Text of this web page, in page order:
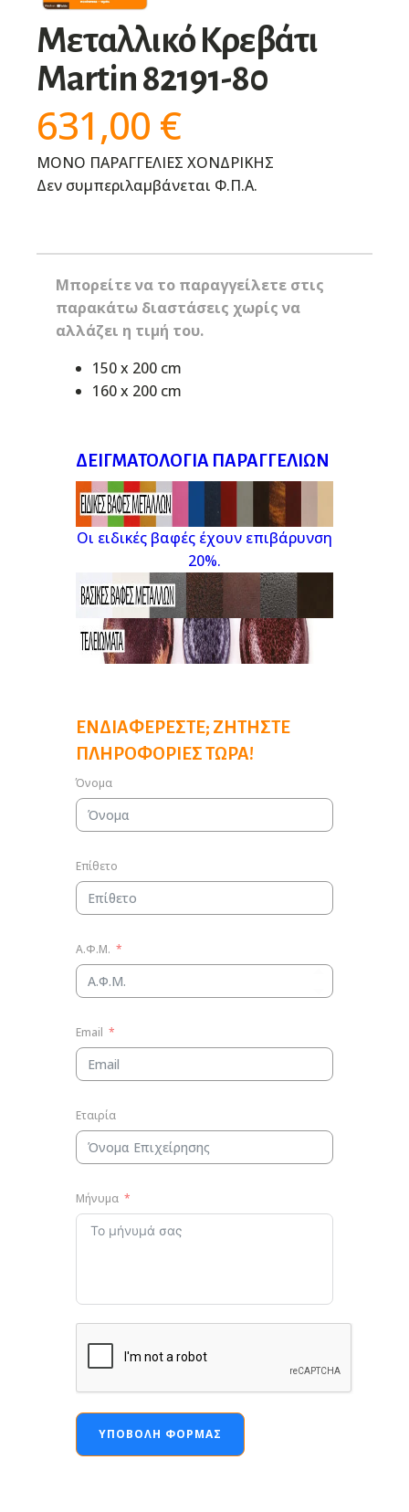
Μεταλλικό Κρεβάτι
Martin 82191-80
631,00 €
ΜΟΝΟ ΠΑΡΑΓΓΕΛΙΕΣ ΧΟΝΔΡΙΚΗΣ
Δεν συμπεριλαμβάνεται Φ.Π.Α.
Μπορείτε να το παραγγείλετε στις
παρακάτω διαστάσεις χωρίς να
αλλάζει η τιμή του.
150 x 200 cm
160 x 200 cm
ΔΕΙΓΜΑΤΟΛΌΓΙΑ ΠΑΡΑΓΓΕΛΙΏΝ
Οι ειδικές βαφές έχουν επιβάρυνση
20%.
ΕΝΔΙΑΦΈΡΕΣΤΕ; ΖΗΤΉΣΤΕ
ΠΛΗΡΟΦΟΡΊΕΣ ΤΏΡΑ!
Όνομα
Επίθετο
Α.Φ.Μ.
Email
Εταιρία
Μήνυμα
ΥΠΟΒΟΛΉ ΦΌΡΜΑΣ